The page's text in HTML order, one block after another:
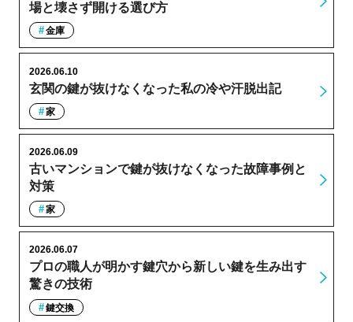
場と壊さず開ける選び方
金庫
玄関の鍵が抜けなくなった私の冷や汗脱出記
2026.06.10
家
古いマンションで鍵が抜けなくなった故障事例と
対策
2026.06.09
家
プロの職人が明かす鍵穴から新しい鍵を生み出す
驚きの技術
2026.06.07
鍵交換